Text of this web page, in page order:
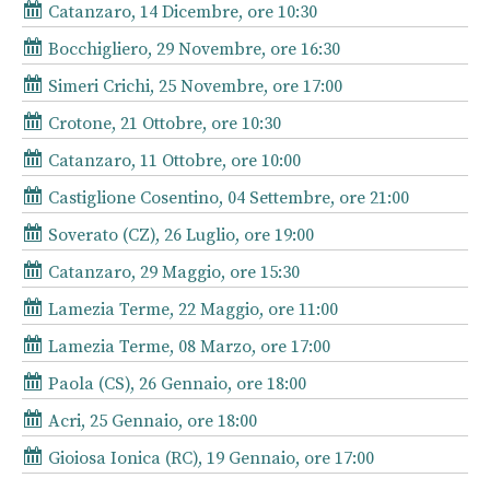
Catanzaro, 14 Dicembre, ore 10:30
Bocchigliero, 29 Novembre, ore 16:30
Simeri Crichi, 25 Novembre, ore 17:00
Crotone, 21 Ottobre, ore 10:30
Catanzaro, 11 Ottobre, ore 10:00
Castiglione Cosentino, 04 Settembre, ore 21:00
Soverato (CZ), 26 Luglio, ore 19:00
Catanzaro, 29 Maggio, ore 15:30
Lamezia Terme, 22 Maggio, ore 11:00
Lamezia Terme, 08 Marzo, ore 17:00
Paola (CS), 26 Gennaio, ore 18:00
Acri, 25 Gennaio, ore 18:00
Gioiosa Ionica (RC), 19 Gennaio, ore 17:00